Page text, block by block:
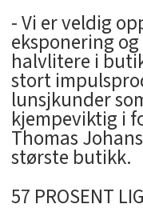
- Vi er veldig
eksponering
halvlitere i
stort
lunsjkunder
kjempeviktig i
Thomas
største butikk.
57 PROSENT